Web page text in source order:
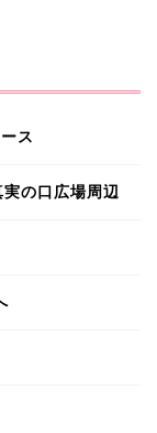
ス
の口広場周辺